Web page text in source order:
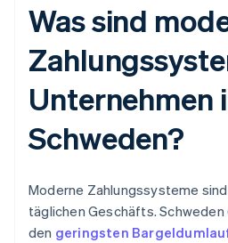
Was sind
Unternehmen
Schweden?
Moderne Zahlungssysteme
täglichen Geschäfts.
den geringsten